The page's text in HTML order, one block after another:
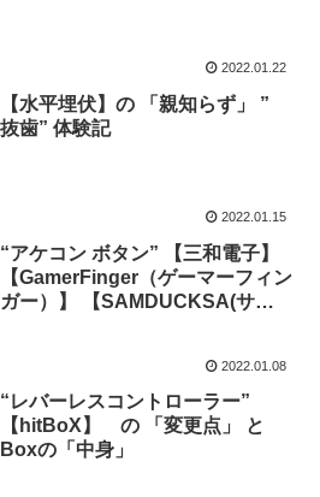
2022.01.22
【水平埋伏】の 「親知らず」 ”
抜歯” 体験記
2022.01.15
“アケコン ボタン” 【三和電子】
【GamerFinger（ゲーマーフィン
ガー）】 【SAMDUCKSA(サム
2022.01.08
“レバーレスコントローラー”
【hitBoX】 の 「変更点」 と
Boxの「中身」